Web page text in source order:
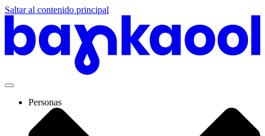
Saltar al contenido principal
Personas